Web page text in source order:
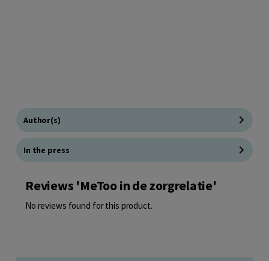
Author(s)
In the press
Reviews 'MeToo in de zorgrelatie'
No reviews found for this product.